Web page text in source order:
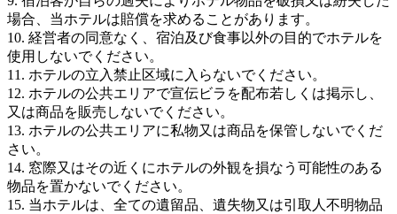
場合、当ホテルは賠償を求めることがあります。
10. 経営者の同意なく、宿泊及び食事以外の目的でホテルを
使用しないでください。
11. ホテルの立入禁止区域に入らないでください。
12. ホテルの公共エリアで宣伝ビラを配布若しくは掲示し、
又は商品を販売しないでください。
13. ホテルの公共エリアに私物又は商品を保管しないでくだ
さい。
14. 窓際又はその近くにホテルの外観を損なう可能性のある
物品を置かないでください。
15. 当ホテルは、全ての遺留品、遺失物又は引取人不明物品